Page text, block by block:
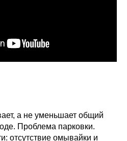
а не уменьшает общий
Проблема парковки.
отсутствие омывайки и